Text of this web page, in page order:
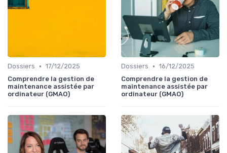
Dossiers • 17/12/2025
Comprendre la gestion de
maintenance assistée par
ordinateur (GMAO)
Dossiers • 16/12/2025
Comprendre la gestion de
maintenance assistée par
ordinateur (GMAO)